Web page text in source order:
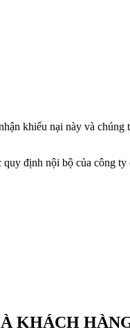
khiếu nại này và
định nội bộ của công ty
KHÁCH